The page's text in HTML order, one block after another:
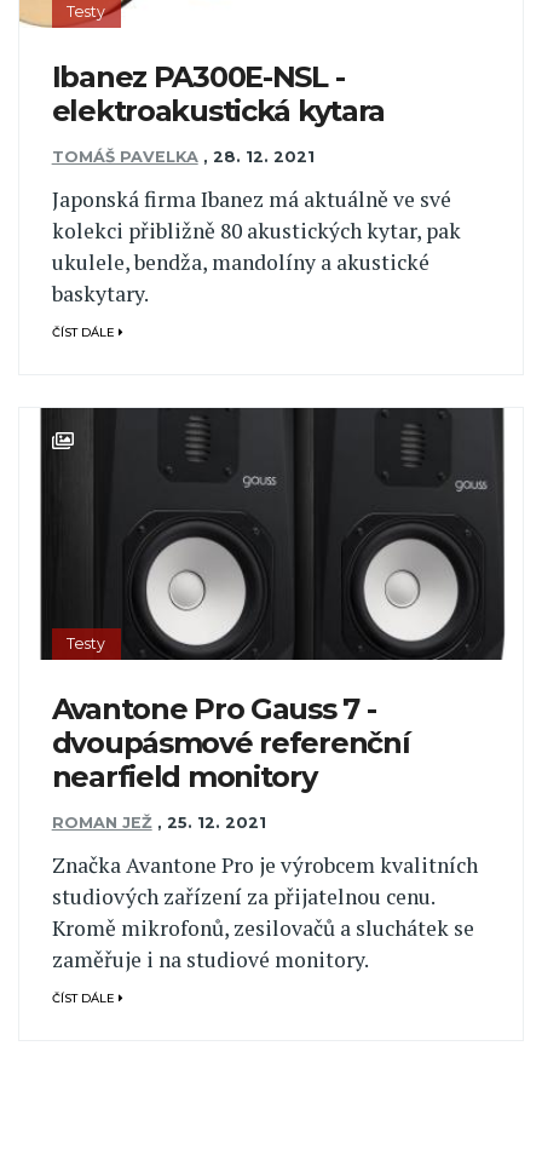
Testy
Ibanez PA300E-NSL -
elektroakustická kytara
TOMÁŠ PAVELKA , 28. 12. 2021
Japonská firma Ibanez má aktuálně ve své
kolekci přibližně 80 akustických kytar, pak
ukulele, bendža, mandolíny a akustické
baskytary.
ČÍST DÁLE
Testy
Avantone Pro Gauss 7 -
dvoupásmové referenční
nearfield monitory
ROMAN JEŽ , 25. 12. 2021
Značka Avantone Pro je výrobcem kvalitních
studiových zařízení za přijatelnou cenu.
Kromě mikrofonů, zesilovačů a sluchátek se
zaměřuje i na studiové monitory.
ČÍST DÁLE